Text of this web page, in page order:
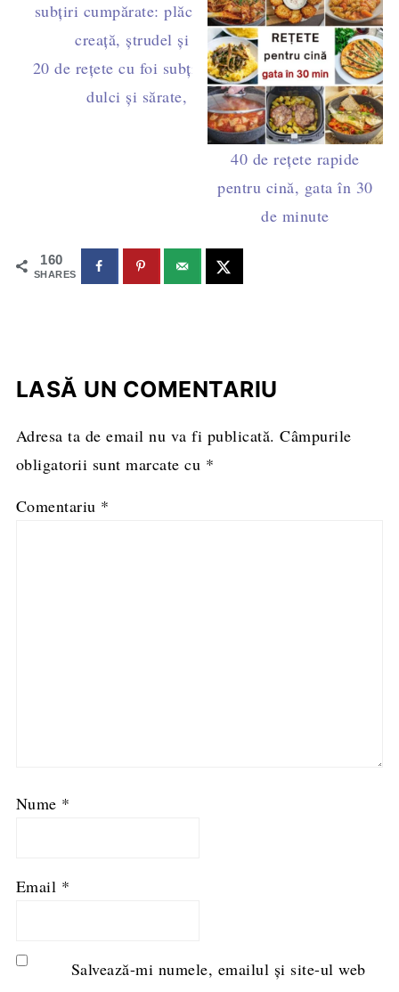
20 de rețete cu foi subțiri cumpărate – plăcinte
dulci și sărate, simple și rapide
40 de rețete rapide
pentru cină, gata în 30
de minute
160
SHARES
LASĂ UN COMENTARIU
Adresa ta de email nu va fi publicată. Câmpurile
obligatorii sunt marcate cu *
Comentariu *
Nume *
Email *
Salvează-mi numele, emailul și site-ul web